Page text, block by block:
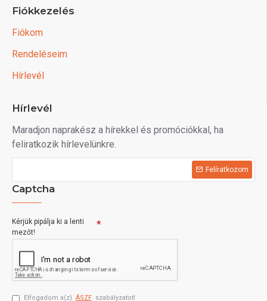
Fiókkezelés
Fiókom
Rendeléseim
Hírlevél
Hírlevél
Maradjon naprakész a hírekkel és promóciókkal, ha
feliratkozik hírlevelünkre.
Felíratkozom
Captcha
Kérjük pipálja ki a lenti
mezőt!
Elfogadom a(z) ÁSZF szabályzatot!